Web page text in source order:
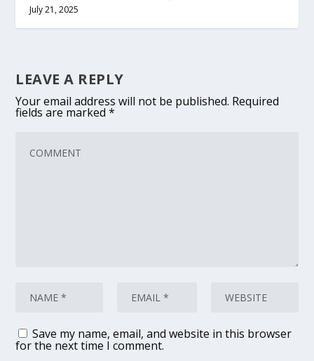
July 21, 2025
LEAVE A REPLY
Your email address will not be published. Required
fields are marked*
Save my name, email, and website in this browser
for the next time I comment.